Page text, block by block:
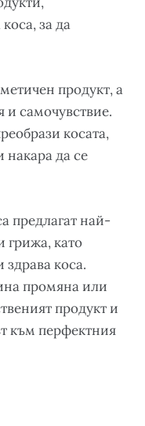
за да
продукт, а
и самочувствие.
косата,
накара да се
предлагат най-
грижа, като
здрава коса.
промяна или
продукт и
към перфектния